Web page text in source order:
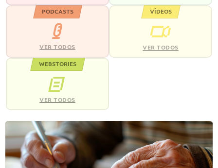
PODCASTS
VER TODOS
VÍDEOS
VER TODOS
WEBSTORIES
VER TODOS